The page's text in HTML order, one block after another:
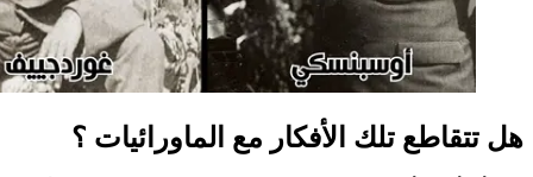
تلك الأفكار مع الماورائيات ؟